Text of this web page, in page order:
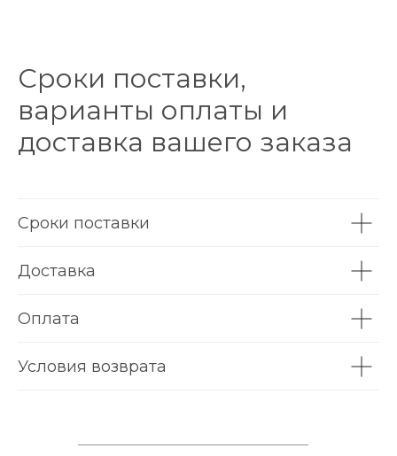
Сроки поставки,
варианты оплаты и
доставка вашего заказа
Сроки поставки
Доставка
Оплата
Условия возврата